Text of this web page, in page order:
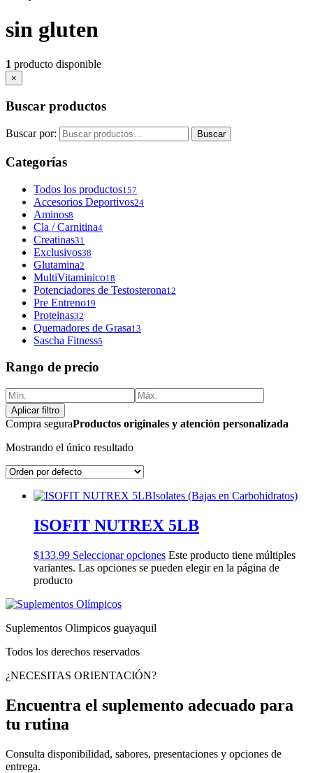
sin gluten
1 producto disponible
×
Buscar productos
Buscar por: Buscar
Categorías
Todos los productos157
Accesorios Deportivos24
Aminos8
Cla / Carnitina4
Creatinas31
Exclusivos38
Glutamina2
MultiVitaminico18
Potenciadores de Testosterona12
Pre Entreno19
Proteinas32
Quemadores de Grasa13
Sascha Fitness5
Rango de precio
Aplicar filtro
Compra seguraProductos originales y atención personalizada
Mostrando el único resultado
Isolates (Bajas en Carbohidratos)
ISOFIT NUTREX 5LB
$133.99 Seleccionar opciones Este producto tiene múltiples
variantes. Las opciones se pueden elegir en la página de
producto
Suplementos Olimpicos guayaquil
Todos los derechos reservados
¿NECESITAS ORIENTACIÓN?
Encuentra el suplemento adecuado para
tu rutina
Consulta disponibilidad, sabores, presentaciones y opciones de
entrega.